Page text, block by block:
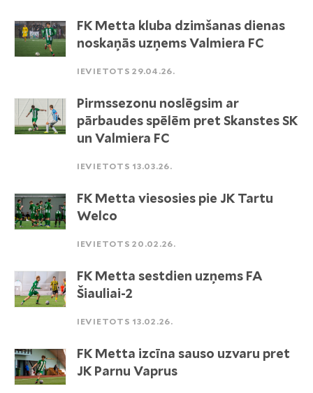
FK Metta kluba dzimšanas dienas
noskaņās uzņems Valmiera FC
IEVIETOTS 29.04.26.
Pirmssezonu noslēgsim ar
pārbaudes spēlēm pret Skanstes SK
un Valmiera FC
IEVIETOTS 13.03.26.
FK Metta viesosies pie JK Tartu
Welco
IEVIETOTS 20.02.26.
FK Metta sestdien uzņems FA
Šiauliai-2
IEVIETOTS 13.02.26.
FK Metta izcīna sauso uzvaru pret
JK Parnu Vaprus